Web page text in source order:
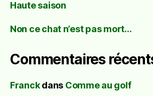
Haute saison
Non ce chat n’est pas mort…
Commentaires
Franckdans Comme au golf